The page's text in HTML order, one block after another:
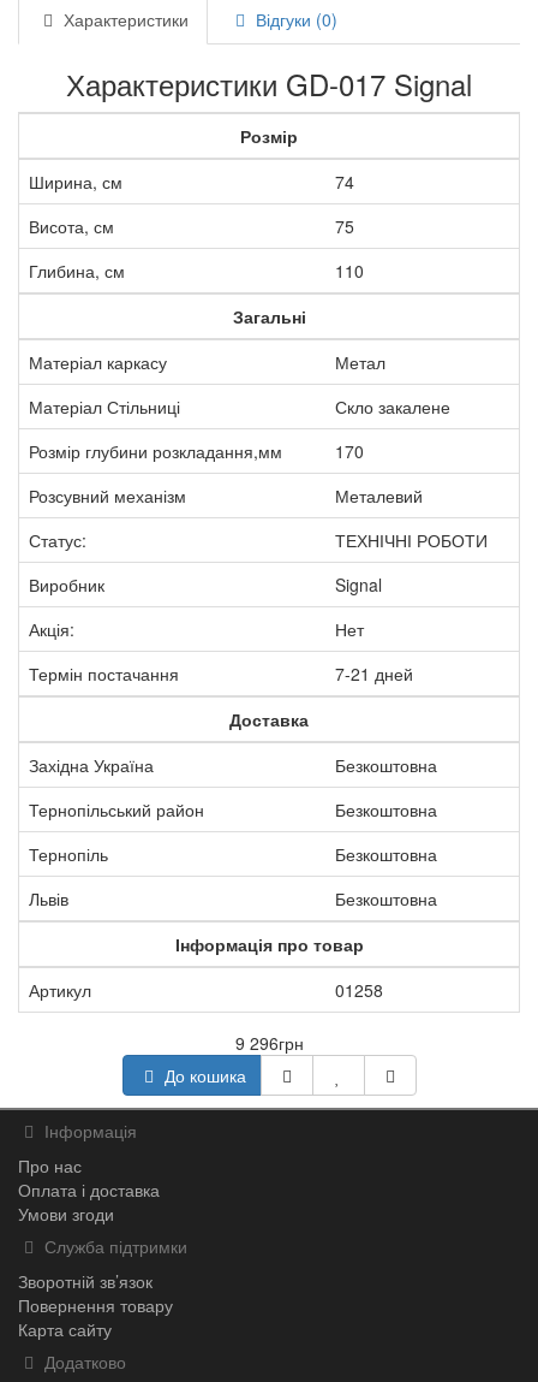
Характеристики Відгуки (0)
Характеристики GD-017 Signal
Розмір
Ширина, см
74
Висота, см
75
Глибина, см
110
Загальні
Матеріал каркасу
Метал
Матеріал Стільниці
Скло закалене
Розмір глубини розкладання,мм
170
Розсувний механізм
Металевий
Статус:
ТЕХНІЧНІ РОБОТИ
Виробник
Signal
Акція:
Нет
Термін постачання
7-21 дней
Доставка
Західна Україна
Безкоштовна
Тернопільський район
Безкоштовна
Тернопіль
Безкоштовна
Львів
Безкоштовна
Інформація про товар
Артикул
01258
9 296грн
До кошика
Інформація
Про нас
Оплата і доставка
Умови згоди
Служба підтримки
Зворотній зв’язок
Повернення товару
Карта сайту
Додатково